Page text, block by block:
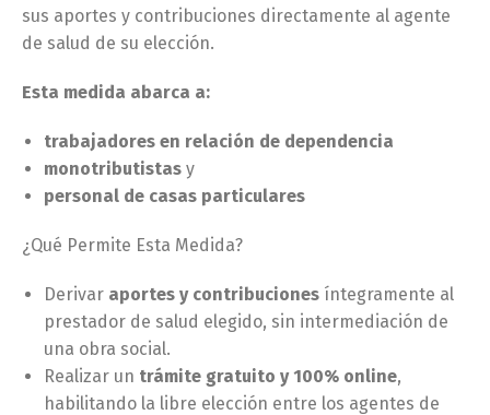
sus aportes y contribuciones directamente al agente
de salud de su elección.
Esta medida abarca a:
trabajadores en relación de dependencia
monotributistas y
personal de casas particulares
¿Qué Permite Esta Medida?
Derivar aportes y contribuciones íntegramente al
prestador de salud elegido, sin intermediación de
una obra social.
Realizar un trámite gratuito y 100% online,
habilitando la libre elección entre los agentes de